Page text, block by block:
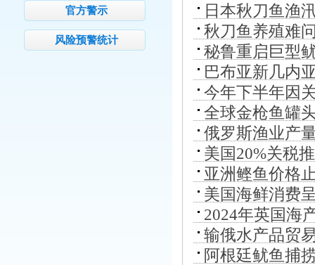
官方警示
风险预警统计
日本秋刀鱼渔
秋刀鱼养殖难
殖
秘鲁重启巨型
巴布亚新几内
今年下半年因
全球金枪鱼罐
狂飙，中国明
俄罗斯渔业产
美国20%关税
南海产品最大
亚洲鲣鱼价格
美国海鲜消费
起
2024年英国海
输俄水产品贸
阿根廷鱿鱼捕